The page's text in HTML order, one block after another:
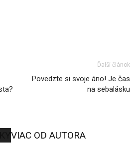
Ďalší článok
Povedzte si svoje áno! Je čas
na sebalásku
VIAC OD AUTORA